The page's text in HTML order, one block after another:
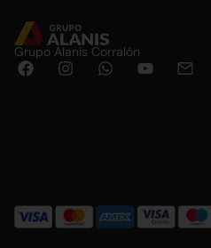
Grupo Alanis Corralón